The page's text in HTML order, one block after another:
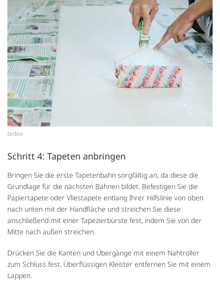
tedox
Schritt 4: Tapeten anbringen
Bringen Sie die erste Tapetenbahn sorgfältig an, da diese die
Grundlage für die nächsten Bahnen bildet. Befestigen Sie die
Papiertapete oder Vliestapete entlang Ihrer Hilfslinie von oben
nach unten mit der Handfläche und streichen Sie diese
anschließend mit einer Tapezierbürste fest, indem Sie von der
Mitte nach außen streichen.
Drücken Sie die Kanten und Übergänge mit einem Nahtroller
zum Schluss fest. Überflüssigen Kleister entfernen Sie mit einem
Lappen.